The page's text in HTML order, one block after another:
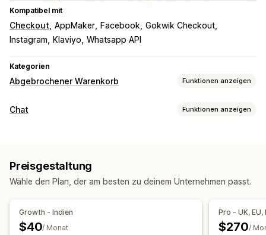
Kompatibel mit
Checkout AppMaker Facebook Gokwik Checkout
Instagram
Klaviyo Whatsapp API
Kategorien
Abgebrochener Warenkorb Funktionen anzeigen
Warenkorbwiederherstellung
Conversion-Tracking
Benutzerdefinierte Rabattcodes
Vorlagen
Targeting-Regeln
Chat Funktionen anzeigen
Datei-Upload Agentstatistiken
Produktempfehlungen
Preisgestaltung
Wähle den Plan, der am besten zu deinem Unternehmen passt.
Growth - Indien
$40/ Monat
Pro - UK,
$270/